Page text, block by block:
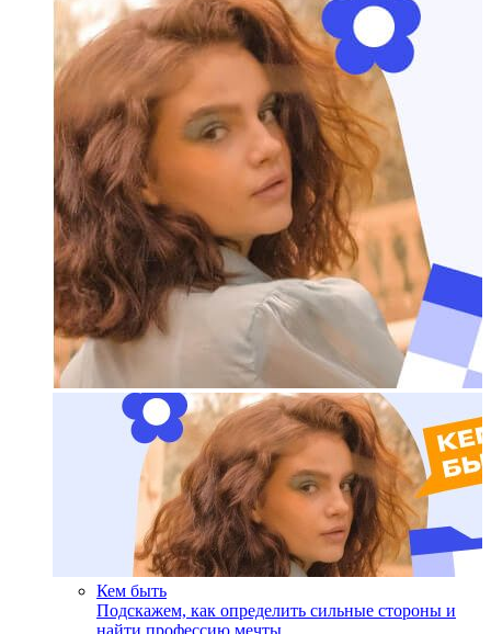
Кем быть
Подскажем, как определить сильные стороны и
найти профессию мечты